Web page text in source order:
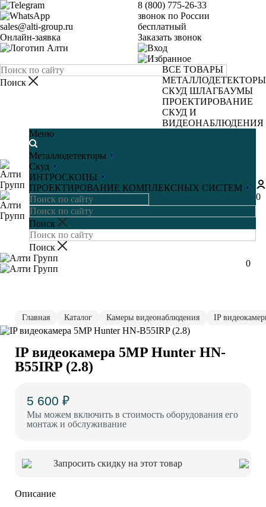
sales@alti-group.ru
Онлайн-заявка
8 (800) 775-26-33
звонок по России
бесплатный
Заказать звонок
ВСЕ ТОВАРЫ
МЕТАЛЛОДЕТЕКТОРЫ
СКУД ШЛАГБАУМЫ
ПРОЕКТИРОВАНИЕ
СКУД И
ВИДЕОНАБЛЮДЕНИЯ
Меню
Металлодетекторы
Скуд
ИНТРОСКОПЫ
ПРОЕКТИРОВАНИЕ КОМПЛЕКСНЫХ СИСТЕМ
0
0
Главная Каталог Камеры видеонаблюдения IP
IP видеокамера 5MP Hunter HN-
B55IRP (2.8)
5 600 ₽
Мы можем включить в стоимость оборудования его
монтаж и обслуживание
Запросить скидку на этот товар
Описание